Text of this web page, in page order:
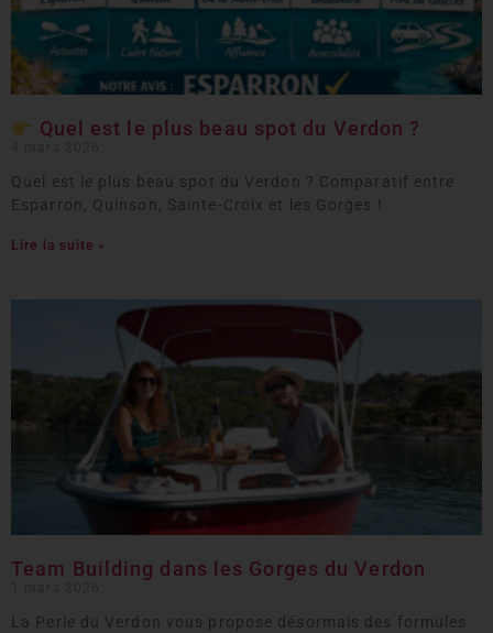
Quel est le plus beau spot du Verdon ?
Quel est le plus beau spot du Verdon ? Comparatif entre
Esparron, Quinson, Sainte-Croix et les Gorges !
Lire la suite »
Team Building dans les Gorges du Verdon
La Perle du Verdon vous propose désormais des formules